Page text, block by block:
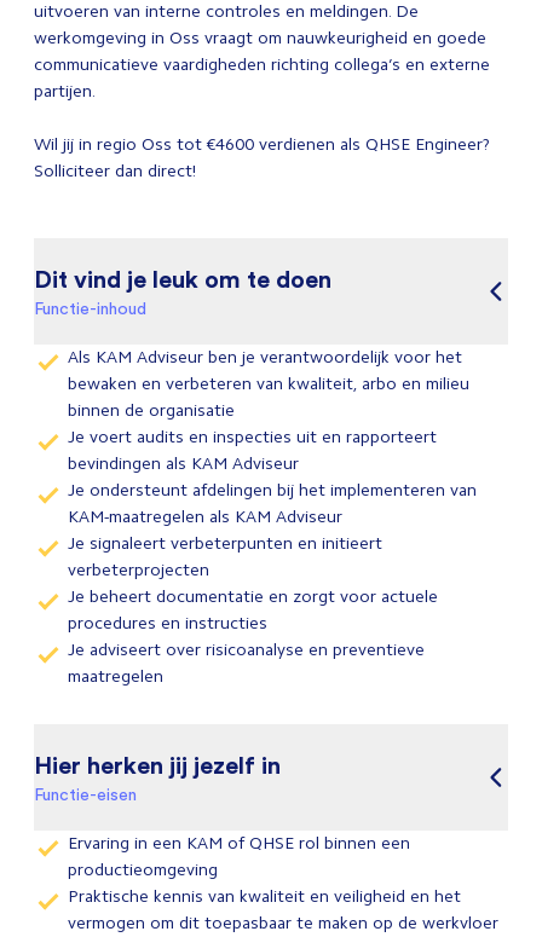
uitvoeren van interne controles en meldingen. De
werkomgeving in Oss vraagt om nauwkeurigheid en goede
communicatieve vaardigheden richting collega’s en externe
partijen.
Wil jij in regio Oss tot €4600 verdienen als QHSE Engineer?
Solliciteer dan direct!
Dit vind je leuk om te doen
Functie-inhoud
Als KAM Adviseur ben je verantwoordelijk voor het
bewaken en verbeteren van kwaliteit, arbo en milieu
binnen de organisatie
Je voert audits en inspecties uit en rapporteert
bevindingen als KAM Adviseur
Je ondersteunt afdelingen bij het implementeren van
KAM-maatregelen als KAM Adviseur
Je signaleert verbeterpunten en initieert
verbeterprojecten
Je beheert documentatie en zorgt voor actuele
procedures en instructies
Je adviseert over risicoanalyse en preventieve
maatregelen
Hier herken jij jezelf in
Functie-eisen
Ervaring in een KAM of QHSE rol binnen een
productieomgeving
Praktische kennis van kwaliteit en veiligheid en het
vermogen om dit toepasbaar te maken op de werkvloer